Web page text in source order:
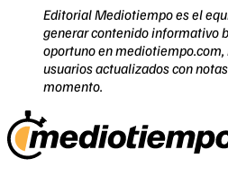
Editorial Mediotiempo es el
generar contenido informativo
oportuno en
usuarios actualizados con
momento.